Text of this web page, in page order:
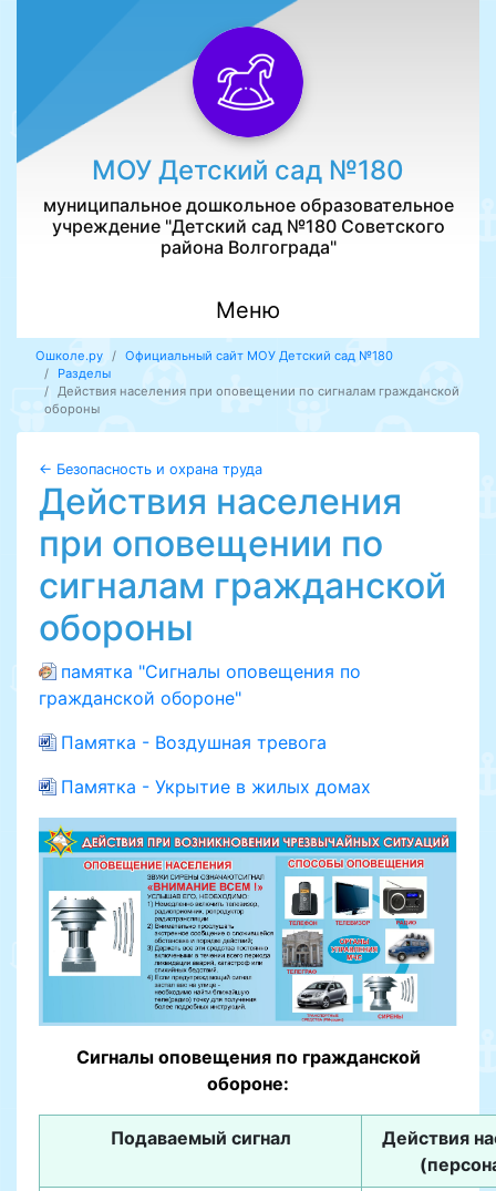
МОУ Детский сад №180
муниципальное дошкольное образовательное
учреждение "Детский сад №180 Советского
района Волгограда"
Меню
Ошколе.ру
Официальный сайт МОУ Детский сад №180
Разделы
Действия населения при оповещении по сигналам гражданской
обороны
← Безопасность и охрана труда
Действия населения
при оповещении по
сигналам гражданской
обороны
памятка "Сигналы оповещения по
гражданской обороне"
Памятка - Воздушная тревога
Памятка - Укрытие в жилых домах
Сигналы оповещения по гражданской
обороне:
Подаваемый сигнал
Действия